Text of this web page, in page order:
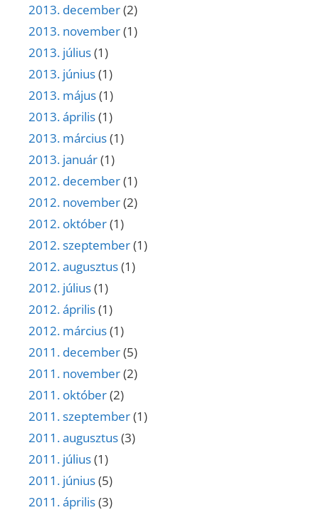
2013. december(2)
2013. november(1)
2013. július(1)
2013. június(1)
2013. május(1)
2013. április(1)
2013. március(1)
2013. január(1)
2012. december(1)
2012. november(2)
2012. október(1)
2012. szeptember(1)
2012. augusztus(1)
2012. július(1)
2012. április(1)
2012. március(1)
2011. december(5)
2011. november(2)
2011. október(2)
2011. szeptember(1)
2011. augusztus(3)
2011. július(1)
2011. június(5)
2011. április(3)